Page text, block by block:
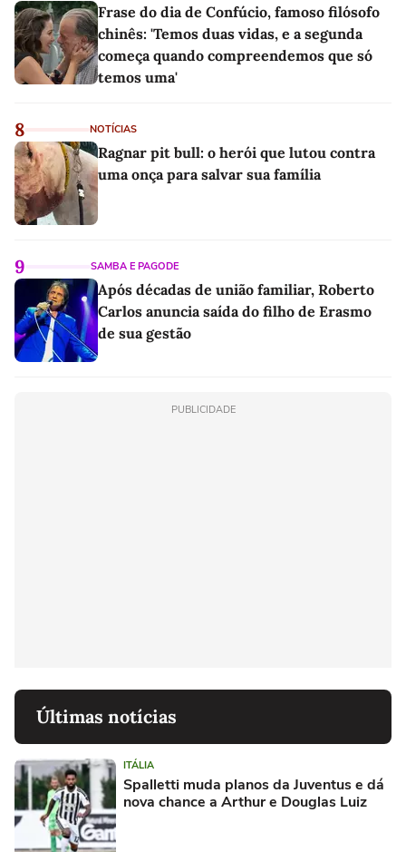
Frase do dia de Confúcio, famoso filósofo
chinês: 'Temos duas vidas, e a segunda
começa quando compreendemos que só
temos uma'
8 NOTÍCIAS
Ragnar pit bull: o herói que lutou contra
uma onça para salvar sua família
9 SAMBA E PAGODE
Após décadas de união familiar, Roberto
Carlos anuncia saída do filho de Erasmo
de sua gestão
PUBLICIDADE
Últimas notícias
ITÁLIA
Spalletti muda planos da Juventus e dá
nova chance a Arthur e Douglas Luiz